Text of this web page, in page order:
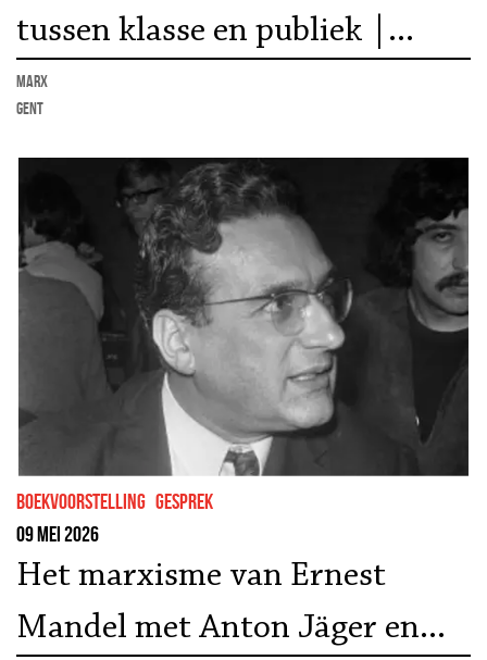
tussen klasse en publiek |
Lezing Lorenzo Buti
marx
Gent
boekvoorstelling gesprek
09 mei 2026
Het marxisme van Ernest
Mandel met Anton Jäger en